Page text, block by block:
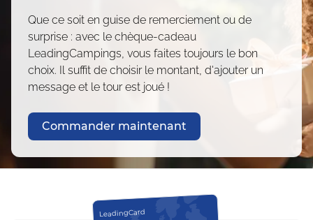
Que ce soit en guise de remerciement ou de
surprise : avec le chèque-cadeau
LeadingCampings, vous faites toujours le bon
choix. Il suffit de choisir le montant, d'ajouter un
message et le tour est joué !
Commander maintenant
LeadingCard